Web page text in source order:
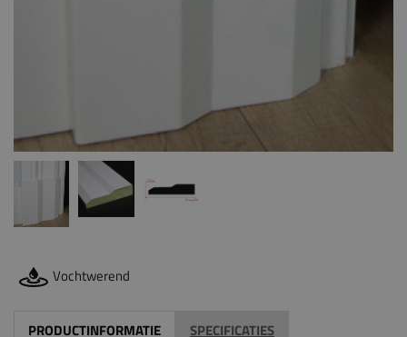
Vochtwerend
en een deurlijst, als deze niet goed op elkaar aansluiten. Dit